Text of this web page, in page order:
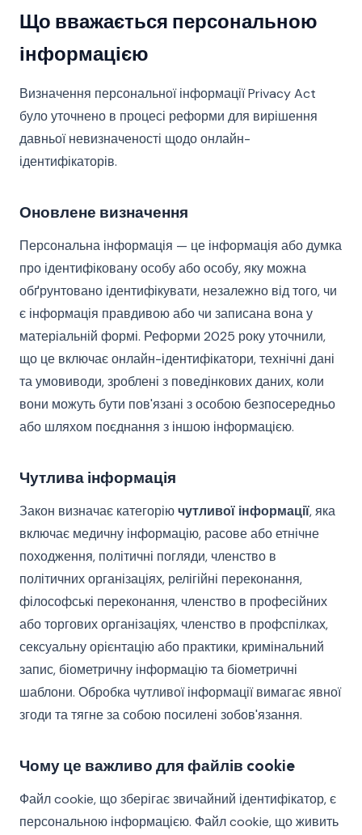
Що вважається персональною
інформацією
Визначення персональної інформації Privacy Act
було уточнено в процесі реформи для вирішення
давньої невизначеності щодо онлайн-
ідентифікаторів.
Оновлене визначення
Персональна інформація — це інформація або думка
про ідентифіковану особу або особу, яку можна
обґрунтовано ідентифікувати, незалежно від того, чи
є інформація правдивою або чи записана вона у
матеріальній формі. Реформи 2025 року уточнили,
що це включає онлайн-ідентифікатори, технічні дані
та умовиводи, зроблені з поведінкових даних, коли
вони можуть бути пов'язані з особою безпосередньо
або шляхом поєднання з іншою інформацією.
Чутлива інформація
Закон визначає категоріючутливої інформації, яка
включає медичну інформацію, расове або етнічне
походження, політичні погляди, членство в
політичних організаціях, релігійні переконання,
філософські переконання, членство в професійних
або торгових організаціях, членство в профспілках,
сексуальну орієнтацію або практики, кримінальний
запис, біометричну інформацію та біометричні
шаблони. Обробка чутливої інформації вимагає явної
згоди та тягне за собою посилені зобов'язання.
Чому це важливо для файлів cookie
Файл cookie, що зберігає звичайний ідентифікатор, є
персональною інформацією. Файл cookie, що живить